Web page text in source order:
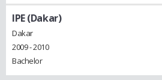
IPE (Dakar)
Dakar
2009 - 2010
Bachelor